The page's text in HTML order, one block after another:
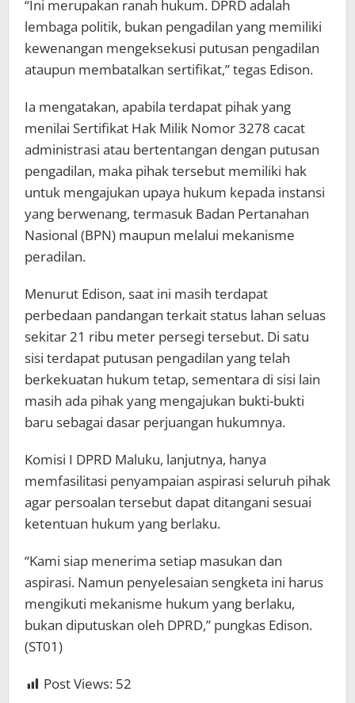
“Ini merupakan ranah hukum. DPRD adalah
lembaga politik, bukan pengadilan yang memiliki
kewenangan mengeksekusi putusan pengadilan
ataupun membatalkan sertifikat,” tegas Edison.
Ia mengatakan, apabila terdapat pihak yang
menilai Sertifikat Hak Milik Nomor 3278 cacat
administrasi atau bertentangan dengan putusan
pengadilan, maka pihak tersebut memiliki hak
untuk mengajukan upaya hukum kepada instansi
yang berwenang, termasuk Badan Pertanahan
Nasional (BPN) maupun melalui mekanisme
peradilan.
Menurut Edison, saat ini masih terdapat
perbedaan pandangan terkait status lahan seluas
sekitar 21 ribu meter persegi tersebut. Di satu
sisi terdapat putusan pengadilan yang telah
berkekuatan hukum tetap, sementara di sisi lain
masih ada pihak yang mengajukan bukti-bukti
baru sebagai dasar perjuangan hukumnya.
Komisi I DPRD Maluku, lanjutnya, hanya
memfasilitasi penyampaian aspirasi seluruh pihak
agar persoalan tersebut dapat ditangani sesuai
ketentuan hukum yang berlaku.
“Kami siap menerima setiap masukan dan
aspirasi. Namun penyelesaian sengketa ini harus
mengikuti mekanisme hukum yang berlaku,
bukan diputuskan oleh DPRD,” pungkas Edison.
(ST01)
Post Views: 52